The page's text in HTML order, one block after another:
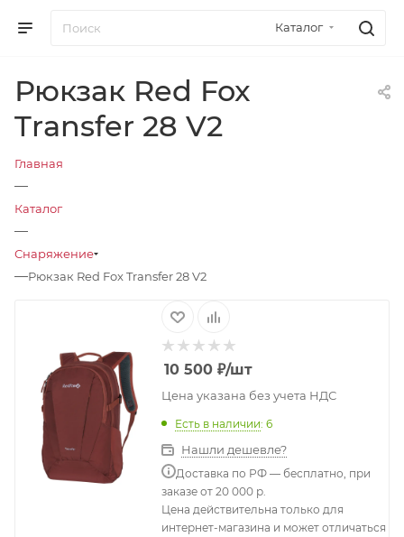
Каталог
Рюкзак Red Fox
Transfer 28 V2
Главная
—
Каталог
—
Снаряжение
—Рюкзак Red Fox Transfer 28 V2
10 500₽/шт
Цена указана без учета НДС
Есть в наличии: 6
Нашли дешевле?
Доставка по РФ — бесплатно, при
заказе от 20 000 р.
Цена действительна только для
интернет-магазина и может отличаться